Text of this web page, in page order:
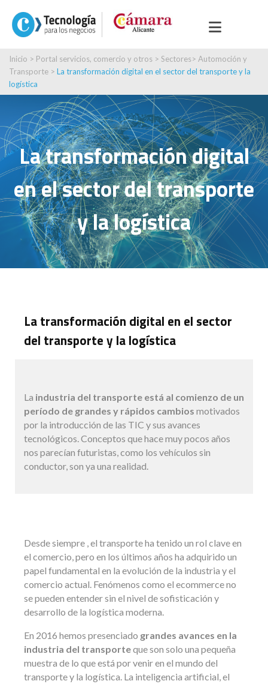
Inicio > Portal servicios, comercio y otros > Sectores> Automoción y
Transporte > La transformación digital en el sector del transporte y la
logística
La transformación digital
en el sector del transporte
y la logística
La transformación digital en el sector
del transporte y la logística
La industria del transporte está al comienzo de un
período de grandes y rápidos cambios motivados
por la introducción de las TIC y sus avances
tecnológicos. Conceptos que hace muy pocos años
nos parecían futuristas, como los vehículos sin
conductor, son ya una realidad.
Desde siempre , el transporte ha tenido un rol clave en
el comercio, pero en los últimos años ha adquirido un
papel fundamental en la evolución de la industria y el
comercio actual. Fenómenos como el ecommerce no
se pueden entender sin el nivel de sofisticación y
desarrollo de la logística moderna.
En 2016 hemos presenciado grandes avances en la
industria del transporteque son solo una pequeña
muestra de lo que está por venir en el mundo del
transporte y la logística. La inteligencia artificial, el